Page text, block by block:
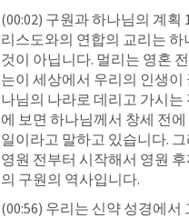
(00:02) 구원과 하나님의 계
리스도와의 연합의 교리는
것이 아닙니다. 멀리는 영혼
는이 세상에서 우리의 인생
나님의 나라로 데리고 가시
에 보면 하나님께서 창세 전
일이라고 말하고 있습니다.
영원 전부터 시작해서 영원
의 구원의 역사입니다.
(00:56) 우리는 신약 성경에